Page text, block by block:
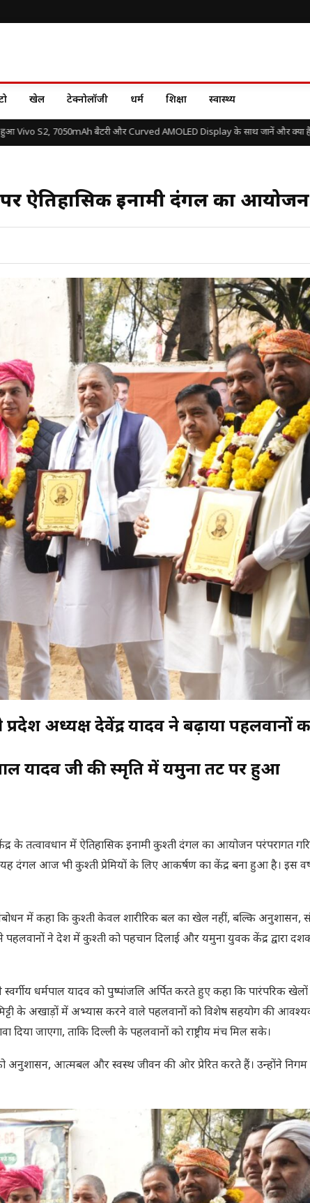
खेल टेक्नोलॉजी धर्म शिक्षा स्वास्थ्य
Vivo S2, 7050mAh बैटरी और Curved AMOLED Display के साथ जानें और क्या है खास
ऐतिहासिक इनामी दंगल का आयोजन
प्रदेश अध्यक्ष देवेंद्र यादव ने बढ़ाया पहलवानों
यादव जी की स्मृति में यमुना तट पर हुआ
के तत्वावधान में ऐतिहासिक इनामी कुश्ती दंगल का आयोजन परंपरागत
दंगल आज भी कुश्ती प्रेमियों के लिए आकर्षण का केंद्र बना हुआ है। इस
संबोधन में कहा कि कुश्ती केवल शारीरिक बल का खेल नहीं, बल्कि अनुशासन,
पहलवानों ने देश में कुश्ती को पहचान दिलाई और यमुना युवक केंद्र द्वारा
धर्मपाल यादव को पुष्पांजलि अर्पित करते हुए कहा कि पारंपरिक
मिट्टी के अखाड़ों में अभ्यास करने वाले पहलवानों को विशेष सहयोग की
जाएगा, ताकि दिल्ली के पहलवानों को राष्ट्रीय मंच मिल सके।
अनुशासन, आत्मबल और स्वस्थ जीवन की ओर प्रेरित करते हैं। उन्होंने निगम